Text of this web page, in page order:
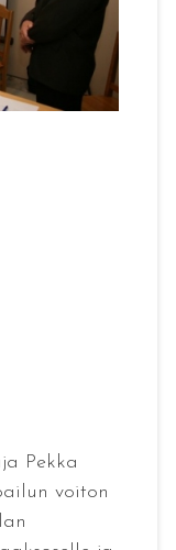
Pekka
voiton